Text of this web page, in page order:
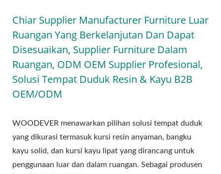
Chiar Supplier Manufacturer Furniture Luar
Ruangan Yang Berkelanjutan Dan Dapat
Disesuaikan, Supplier Furniture Dalam
Ruangan, ODM OEM Supplier Profesional,
Solusi Tempat Duduk Resin & Kayu B2B
OEM/ODM
WOODEVER menawarkan pilihan solusi tempat duduk
yang dikurasi termasuk kursi resin anyaman, bangku
kayu solid, dan kursi kayu lipat yang dirancang untuk
penggunaan luar dan dalam ruangan. Sebagai produsen